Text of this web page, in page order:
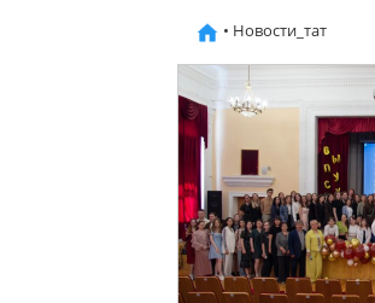
• Новости_тат